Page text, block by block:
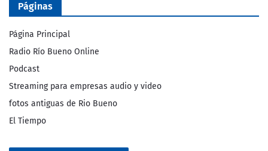
Páginas
Página Principal
Radio Río Bueno Online
Podcast
Streaming para empresas audio y video
fotos antiguas de Rio Bueno
El Tiempo